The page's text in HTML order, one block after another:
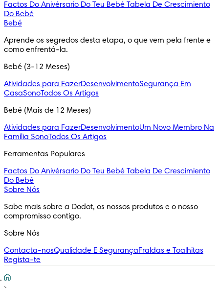
Factos Do Anivérsario Do Teu Bebé Tabela De Crescimiento
Do Bebé
Bebé
Aprende os segredos desta etapa, o que vem pela frente e
como enfrentá-la.
Bebé (3-12 Meses)
Atividades para FazerDesenvolvimentoSegurança Em
CasaSonoTodos Os Artigos
Bebé (Mais de 12 Meses)
Atividades para FazerDesenvolvimentoUm Novo Membro Na
Família SonoTodos Os Artigos
Ferramentas Populares
Factos Do Anivérsario Do Teu Bebé Tabela De Crescimiento
Do Bebé
Sobre Nós
Sabe mais sobre a Dodot, os nossos produtos e o nosso
compromisso contigo.
Sobre Nós
Contacta-nosQualidade E SegurançaFraldas e Toalhitas
Regista-te